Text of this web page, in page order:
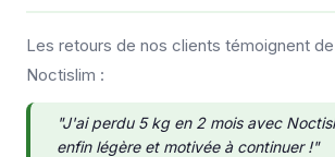
Les retours de nos clients témoignent
Noctislim :
"J'ai perdu 5 kg en 2 mois avec
enfin légère et motivée à continuer !"